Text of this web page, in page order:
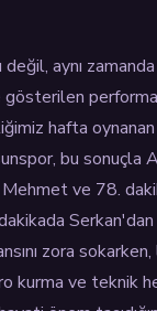
değil, aynı
hafta
bu sonuçla
ve 78.
Serkan'dan
zora
kurma ve